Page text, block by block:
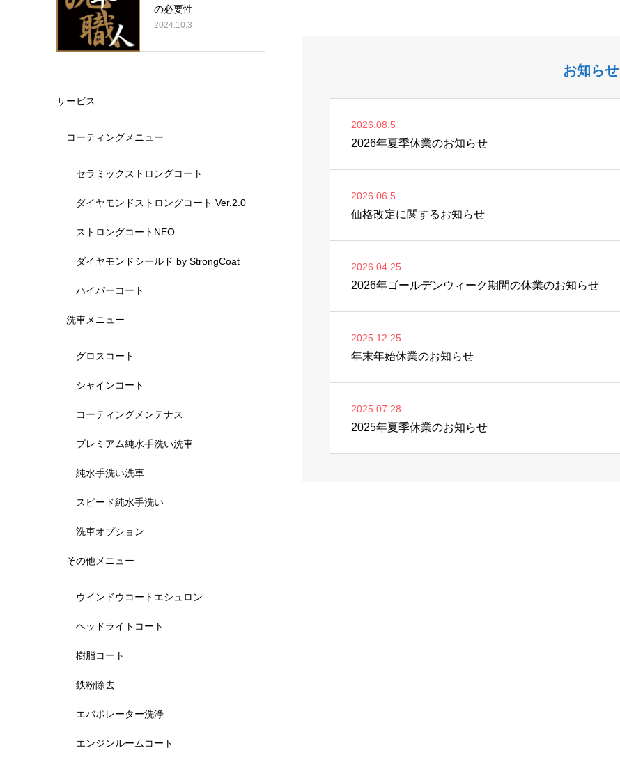
お知らせ
2026.08.5
2026年夏季休業のお知らせ
2026.06.5
価格改定に関するお知らせ
2026.04.25
2026年ゴールデンウィーク期間の休業のお知らせ
2025.12.25
年末年始休業のお知らせ
2025.07.28
2025年夏季休業のお知らせ
の必要性
2024.10.3
サービス
コーティングメニュー
セラミックストロングコート
ダイヤモンドストロングコート Ver.2.0
ストロングコートNEO
ダイヤモンドシールド by StrongCoat
ハイパーコート
洗車メニュー
グロスコート
シャインコート
コーティングメンテナス
プレミアム純水手洗い洗車
純水手洗い洗車
スピード純水手洗い
洗車オプション
その他メニュー
ウインドウコートエシュロン
ヘッドライトコート
樹脂コート
鉄粉除去
エバポレーター洗浄
エンジンルームコート